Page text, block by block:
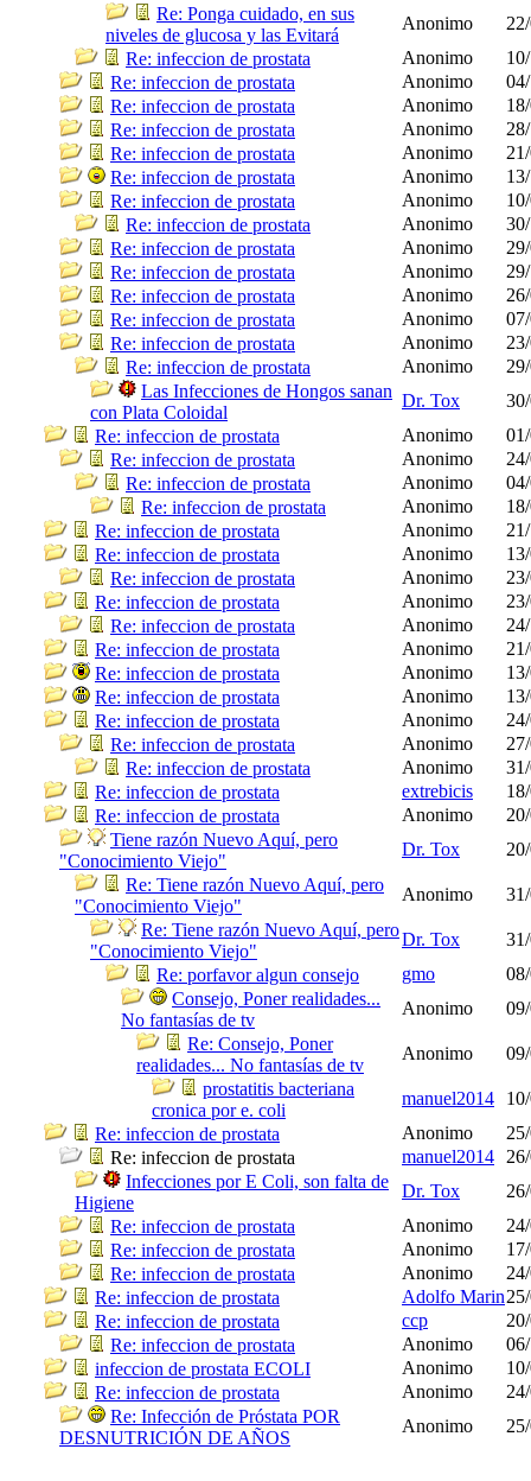
Re: Ponga cuidado, en sus
niveles de glucosa y las Evitará
Anonimo
Re: infeccion de prostata
Anonimo
Re: infeccion de prostata
Anonimo
Re: infeccion de prostata
Anonimo
Re: infeccion de prostata
Anonimo
Re: infeccion de prostata
Anonimo
Re: infeccion de prostata
Anonimo
Re: infeccion de prostata
Anonimo
Re: infeccion de prostata
Anonimo
Re: infeccion de prostata
Anonimo
Re: infeccion de prostata
Anonimo
Re: infeccion de prostata
Anonimo
Re: infeccion de prostata
Anonimo
Re: infeccion de prostata
Anonimo
Re: infeccion de prostata
Anonimo
Las Infecciones de Hongos sanan
con Plata Coloidal
Dr. Tox
Re: infeccion de prostata
Anonimo
Re: infeccion de prostata
Anonimo
Re: infeccion de prostata
Anonimo
Re: infeccion de prostata
Anonimo
Re: infeccion de prostata
Anonimo
Re: infeccion de prostata
Anonimo
Re: infeccion de prostata
Anonimo
Re: infeccion de prostata
Anonimo
Re: infeccion de prostata
Anonimo
Re: infeccion de prostata
Anonimo
Re: infeccion de prostata
Anonimo
Re: infeccion de prostata
Anonimo
Re: infeccion de prostata
Anonimo
Re: infeccion de prostata
Anonimo
Re: infeccion de prostata
Anonimo
Re: infeccion de prostata
extrebicis
Re: infeccion de prostata
Anonimo
Tiene razón Nuevo Aquí, pero
"Conocimiento Viejo"
Dr. Tox
Re: Tiene razón Nuevo Aquí, pero
"Conocimiento Viejo"
Anonimo
Re: Tiene razón Nuevo Aquí, pero
"Conocimiento Viejo"
Dr. Tox
Re: porfavor algun consejo
gmo
Consejo, Poner realidades...
No fantasías de tv
Anonimo
Re: Consejo, Poner
realidades... No fantasías de tv
Anonimo
prostatitis bacteriana
cronica por e. coli
manuel2014
Re: infeccion de prostata
Anonimo
Re: infeccion de prostata
manuel2014
Infecciones por E Coli, son falta de
Higiene
Dr. Tox
Re: infeccion de prostata
Anonimo
Re: infeccion de prostata
Anonimo
Re: infeccion de prostata
Anonimo
Re: infeccion de prostata
Adolfo Marin
Re: infeccion de prostata
ccp
Re: infeccion de prostata
Anonimo
infeccion de prostata ECOLI
Anonimo
Re: infeccion de prostata
Anonimo
Re: Infección de Próstata POR
DESNUTRICIÓN DE AÑOS
Anonimo